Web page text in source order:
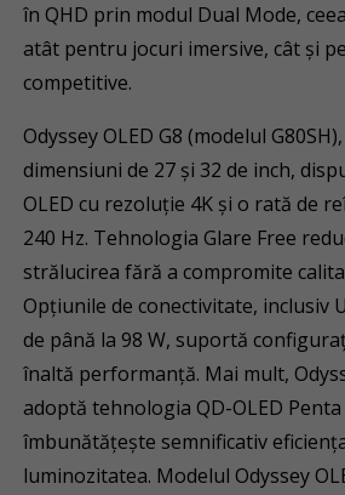
în QHD prin modul Dual Mode,
atât pentru jocuri imersive, cât și
competitive.
Odyssey OLED G8 (modelul
dimensiuni de 27 și 32 de inch,
OLED cu rezoluție 4K și o rată de
240 Hz. Tehnologia Glare Free
strălucirea fără a compromite
Opțiunile de conectivitate, inclusiv
de până la 98 W, suportă
înaltă performanță. Mai mult,
adoptă tehnologia QD-OLED
îmbunătățește semnificativ
luminozitatea. Modelul Odyssey